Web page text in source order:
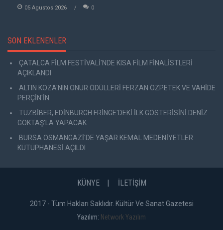
05 Agustos 2026 0
SON EKLENENLER
ÇATALCA FİLM FESTİVALİ'NDE KISA FİLM FİNALİSTLERİ
AÇIKLANDI
ALTIN KOZA'NIN ONUR ÖDÜLLERİ FERZAN ÖZPETEK VE VAHİDE
PERÇİN'İN
TUZBİBER, EDİNBURGH FRİNGE'DEKİ İLK GÖSTERİSİNİ DENİZ
GÖKTAŞ'LA YAPACAK
BURSA OSMANGAZİ'DE YAŞAR KEMAL MEDENİYETLER
KÜTÜPHANESİ AÇILDI
KÜNYE İLETİŞİM
2017 - Tüm Hakları Saklıdır. Kültür Ve Sanat Gazetesi
Yazılım: Network Yazılım